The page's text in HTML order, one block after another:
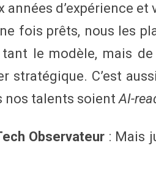
années d’expérience
fois prêts, nous les
tant le modèle, mais
stratégique. C’est
nos talents soientAI-
Observateur : Mais